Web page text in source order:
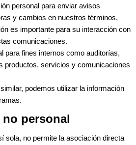
personal para enviar avisos
y cambios en nuestros términos,
es importante para su interacción con
comunicaciones.
para fines internos como auditorías,
productos, servicios y comunicaciones
podemos utilizar la información
personal
sola, no permite la asociación directa